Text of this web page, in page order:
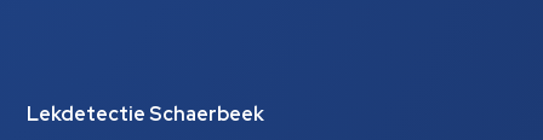
Lekdetectie Schaerbeek